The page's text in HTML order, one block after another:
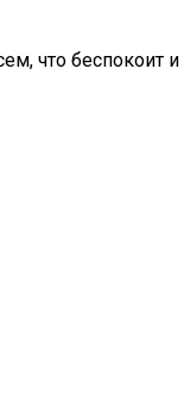
что беспокоит и